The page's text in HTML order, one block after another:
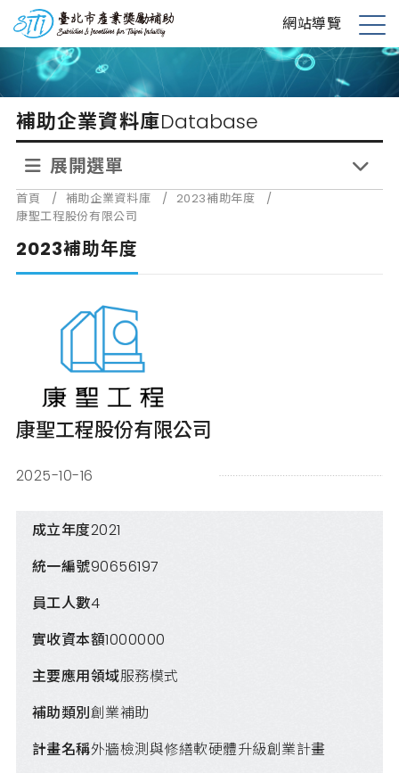
到
內
台北市產業獎勵補助 網站導覽
展
單
補助企業資料庫Database
展開選單
首頁 / 補助企業資料庫 / 2023補助年度
/
康聖工程股份有限公司
2023補助年度
康聖工程股份有限公司
2025-10-16
成立年度2021
統一編號90656197
員工人數4
實收資本額1000000
主要應用領域服務模式
補助類別創業補助
計畫名稱外牆檢測與修繕軟硬體升級創業計畫